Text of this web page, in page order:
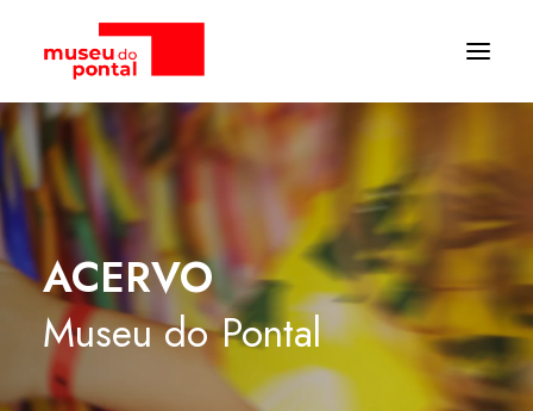
ACERVO
Museu do Pontal